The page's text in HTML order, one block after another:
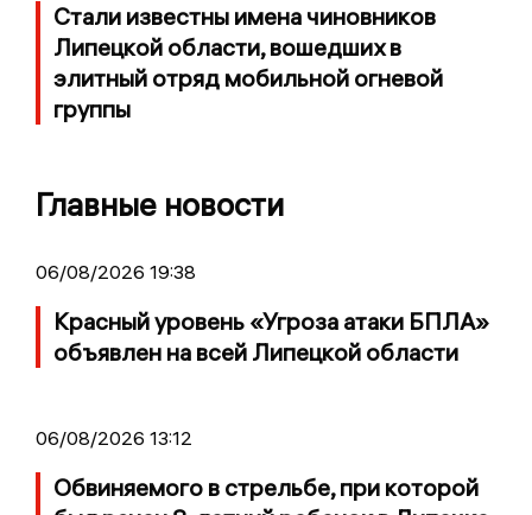
Стали известны имена чиновников
Липецкой области, вошедших в
элитный отряд мобильной огневой
группы
Главные новости
06/08/2026 19:38
Красный уровень «Угроза атаки БПЛА»
объявлен на всей Липецкой области
06/08/2026 13:12
Обвиняемого в стрельбе, при которой